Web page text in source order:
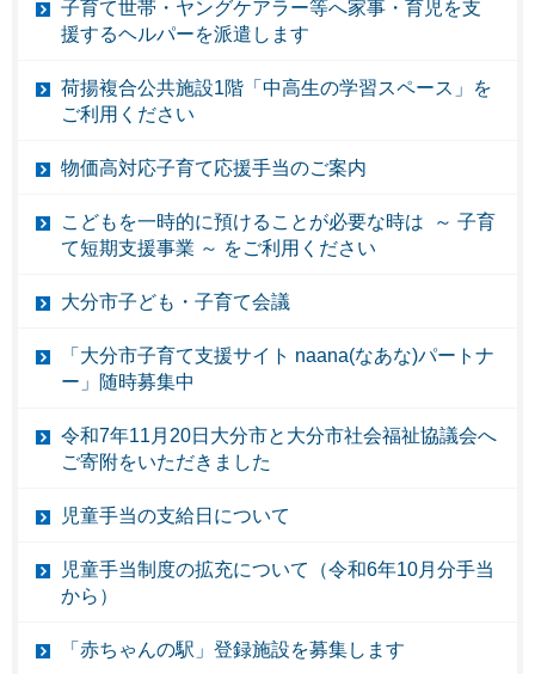
子育て世帯・ヤングケアラー等へ家事・育児を支
援するヘルパーを派遣します
荷揚複合公共施設1階「中高生の学習スペース」を
ご利用ください
物価高対応子育て応援手当のご案内
こどもを一時的に預けることが必要な時は ～ 子育
て短期支援事業 ～ をご利用ください
大分市子ども・子育て会議
「大分市子育て支援サイト naana(なあな)パートナ
ー」随時募集中
令和7年11月20日大分市と大分市社会福祉協議会へ
ご寄附をいただきました
児童手当の支給日について
児童手当制度の拡充について（令和6年10月分手当
から）
「赤ちゃんの駅」登録施設を募集します